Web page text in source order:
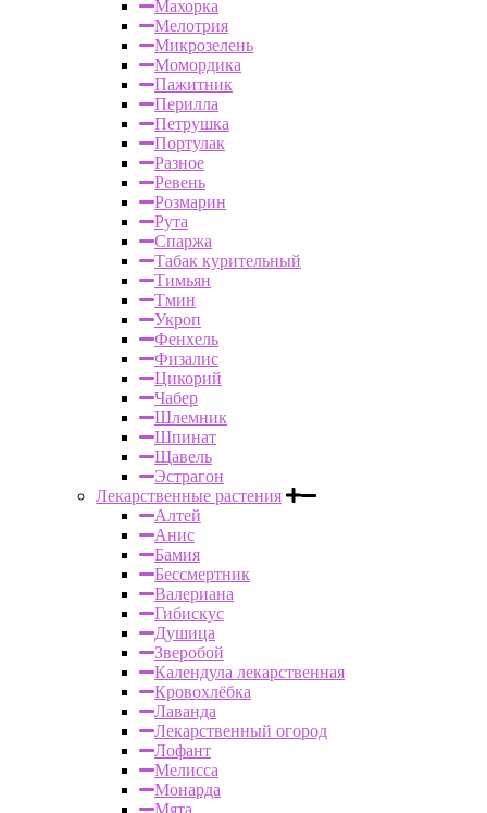
Махорка
Мелотрия
Микрозелень
Момордика
Пажитник
Перилла
Петрушка
Портулак
Разное
Ревень
Розмарин
Рута
Спаржа
Табак курительный
Тимьян
Тмин
Укроп
Фенхель
Физалис
Цикорий
Чабер
Шлемник
Шпинат
Щавель
Эстрагон
Лекарственные растения
Алтей
Анис
Бамия
Бессмертник
Валериана
Гибискус
Душица
Зверобой
Календула лекарственная
Кровохлёбка
Лаванда
Лекарственный огород
Лофант
Мелисса
Монарда
Мята